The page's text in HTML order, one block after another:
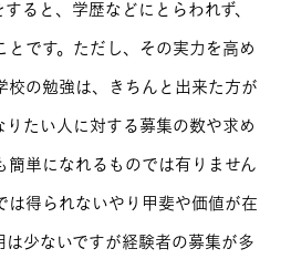
ると、学歴などにとらわれず、
とです。ただし、その実力を高め
校の勉強は、きちんと出来た方が
りたい人に対する募集の数や求め
簡単になれるものでは有りません
は得られないやり甲斐や価値が在
は少ないですが経験者の募集が多